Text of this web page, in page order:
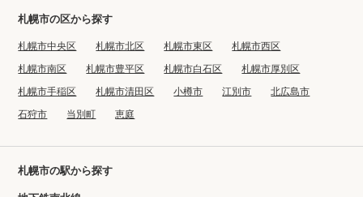
札幌市の区から探す
札幌市中央区 札幌市北区 札幌市東区
札幌市西区
札幌市南区
札幌市豊平区 札幌市白石区
札幌市厚別区
札幌市手稲区
札幌市清田区 小樽市 江別市
北広島市
石狩市
当別町 恵庭
札幌市の駅から探す